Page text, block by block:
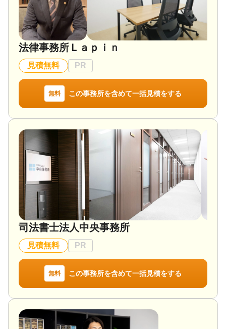
上で、最適な解決方法をご提案します。
遺産分割協議、相続放棄、遺言書作成、生前対策な
ど、相続に関する問題は一つとして同じものはあり
ません。状況やご希望に応じて、無理のない進め
方、将来のトラブルを防ぐための視点も含め、わか
りやすくご説明いたします。「相談してよかった」
「少し気持ちが軽くなった」と感じていただける対
応を心がけています。
相続問題は、早めに相談することで選択肢が広がる
ことも少なくありません。一人で悩まず、どうぞお
気軽にご相談ください。皆さまが安心して次の一歩
を踏み出せるよう、誠実にサポートいたします。
対応地域
熊本県、九州全県、全国対応
対応業務
遺言書 / 遺産分割 / 相続財産調査 / 相続放棄 / 成年後
見 / 家族信託 / 相続手続き / 相続人調査 / 相続トラブ
ル（弁護士相談）
対応体制
女性スタッフ対応可 / 土日相談可 / 18時以降相談可 /
オンライン面談可 / 事務所面談可
法律事務所Ｌａｐｉｎ
見積無料 PR
無料 この事務所を含めて一括見積をする
司法書士法人中央事務所
見積無料 PR
無料 この事務所を含めて一括見積をする